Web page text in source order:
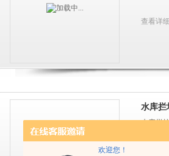
欢迎您！
查看详
水库拦
水库拦